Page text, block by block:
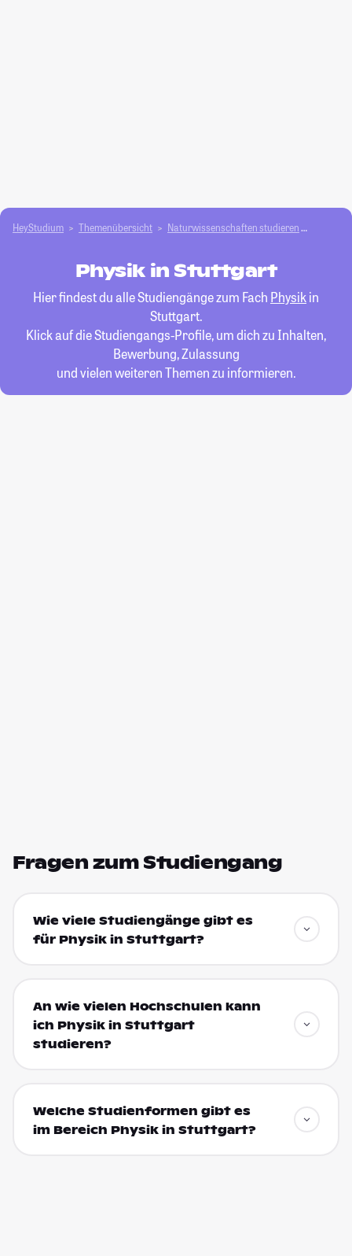
HeyStudium Themenübersicht Natur­wissenschaften studieren
Physik in Stuttgart
Hier findest du alle Studiengänge zum Fach Physikin
Stuttgart.
Klick auf die Studiengangs-Profile, um dich zu Inhalten,
Bewerbung, Zulassung
und vielen weiteren Themen zu informieren.
Fragen zum Studiengang
Wie viele Studiengänge gibt es
für Physik in Stuttgart?
An wie vielen Hochschulen kann
ich Physik in Stuttgart
studieren?
Welche Studienformen gibt es
im Bereich Physik in Stuttgart?